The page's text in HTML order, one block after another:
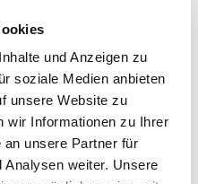
und Anzeigen zu
soziale Medien anbieten
unsere Website zu
wir Informationen zu Ihrer
an unsere Partner für
Analysen weiter. Unsere